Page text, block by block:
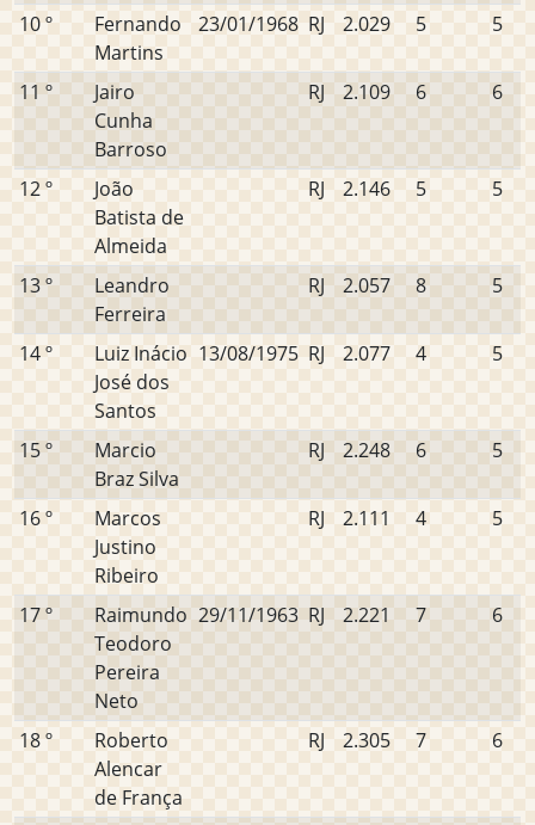
10 º
Fernando
Martins
23/01/1968 RJ 2.029 5 5
11 º
Jairo
Cunha
Barroso
RJ 2.109 6 6
12 º
João
Batista de
Almeida
RJ 2.146 5 5
13 º
Leandro
Ferreira
RJ 2.057 8 5
14 º
Luiz Inácio
José dos
Santos
13/08/1975 RJ 2.077 4 5
15 º
Marcio
Braz Silva
RJ 2.248 6 5
16 º
Marcos
Justino
Ribeiro
RJ 2.111 4 5
17 º
Raimundo
Teodoro
Pereira
Neto
29/11/1963 RJ 2.221 7 6
18 º
Roberto
Alencar
de França
RJ 2.305 7 6